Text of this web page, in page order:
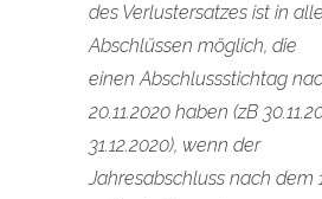
des Verlustersatzes ist in
Abschlüssen möglich, die
einen Abschlussstichtag
20.11.2020 haben (zB
31.12.2020), wenn der
Jahresabschluss nach dem